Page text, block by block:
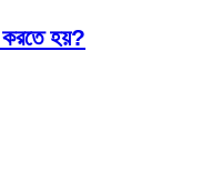
করতে হয়?